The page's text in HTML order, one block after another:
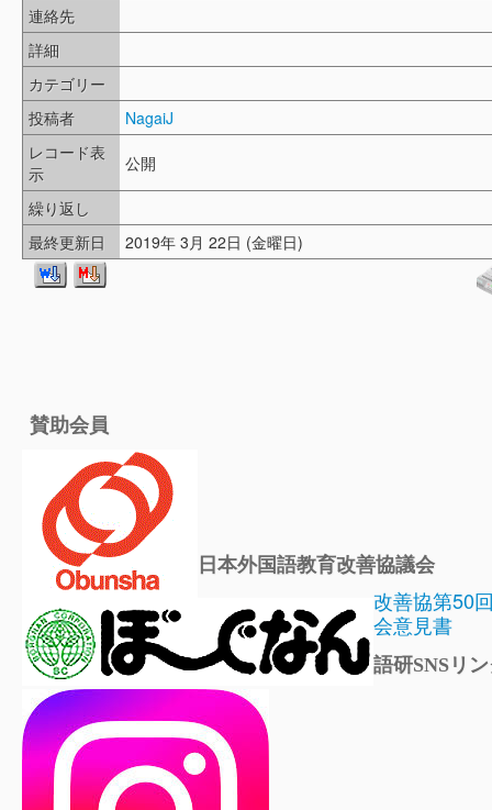
連絡先
詳細
カテゴリー
投稿者
NagaiJ
レコード表
示
公開
繰り返し
最終更新日
2019年 3月 22日 (金曜日)
賛助会員
日本外国語教育改善協議会
改善協第50
会意見書
語研SNSリ